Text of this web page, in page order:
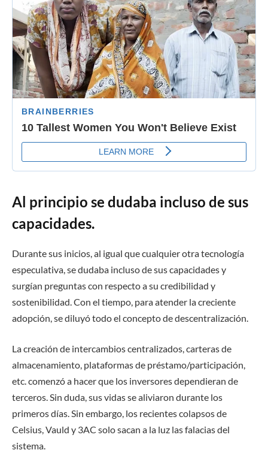
Al principio se dudaba incluso de sus
capacidades.
Durante sus inicios, al igual que cualquier otra tecnología
especulativa, se dudaba incluso de sus capacidades y
surgían preguntas con respecto a su credibilidad y
sostenibilidad. Con el tiempo, para atender la creciente
adopción, se diluyó todo el concepto de descentralización.
La creación de intercambios centralizados, carteras de
almacenamiento, plataformas de préstamo/participación,
etc. comenzó a hacer que los inversores dependieran de
terceros. Sin duda, sus vidas se aliviaron durante los
primeros días. Sin embargo, los recientes colapsos de
Celsius, Vauld y 3AC solo sacan a la luz las falacias del
sistema.